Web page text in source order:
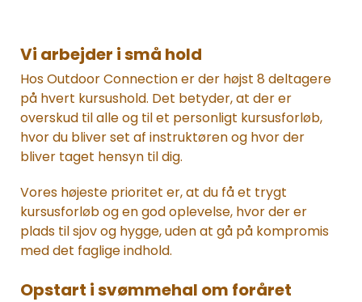
Vi arbejder i små hold
Hos Outdoor Connection er der højst 8 deltagere
på hvert kursushold. Det betyder, at der er
overskud til alle og til et personligt kursusforløb,
hvor du bliver set af instruktøren og hvor der
bliver taget hensyn til dig.
Vores højeste prioritet er, at du få et trygt
kursusforløb og en god oplevelse, hvor der er
plads til sjov og hygge, uden at gå på kompromis
med det faglige indhold.
Opstart i svømmehal om foråret